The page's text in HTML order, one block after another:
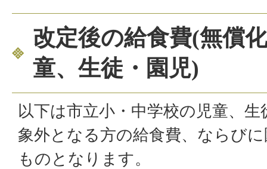
改定後の給食費(無償
童、生徒・園児)
以下は市立小・中学校の児童、
象外となる方の給食費、ならび
ものとなります。